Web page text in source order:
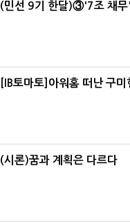
(민선 9기 한달)③'7조 채무
[IB토마토]아워홈 떠난 구
(시론)꿈과 계획은 다르다